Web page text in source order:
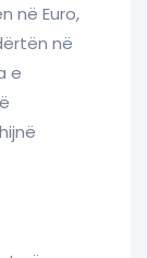
në Euro,
në
e